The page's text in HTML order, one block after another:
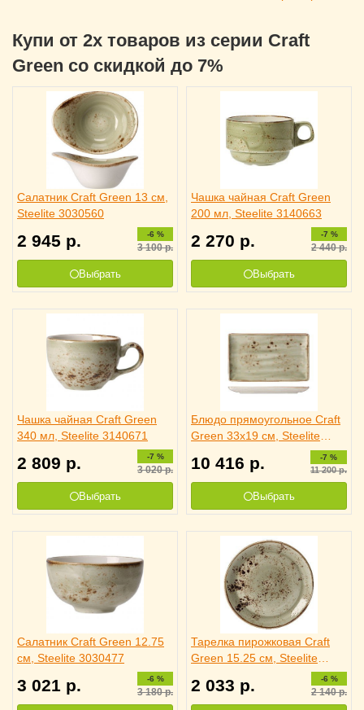
Купи от 2х товаров из серии Craft
Green со скидкой до 7%
Салатник Craft Green 13 см,
Steelite 3030560
2 945 р. -6 %
3 100р.
Выбрать
Чашка чайная Craft Green
200 мл, Steelite 3140663
2 270 р. -7 %
2 440р.
Выбрать
Чашка чайная Craft Green
340 мл, Steelite 3140671
2 809 р. -7 %
3 020р.
Выбрать
Блюдо прямоугольное Craft
Green 33x19 см, Steelite
10 416 р. -7 %
11 200р.
Выбрать
Салатник Craft Green 12.75
см, Steelite 3030477
3 021 р. -6 %
3 180р.
Тарелка пирожковая Craft
Green 15.25 см, Steelite
2 033 р. -6 %
2 140р.